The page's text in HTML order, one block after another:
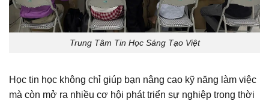
Trung Tâm Tin Học Sáng Tạo Việt
Học tin học không chỉ giúp bạn nâng cao kỹ năng làm việc
mà còn mở ra nhiều cơ hội phát triển sự nghiệp trong thời